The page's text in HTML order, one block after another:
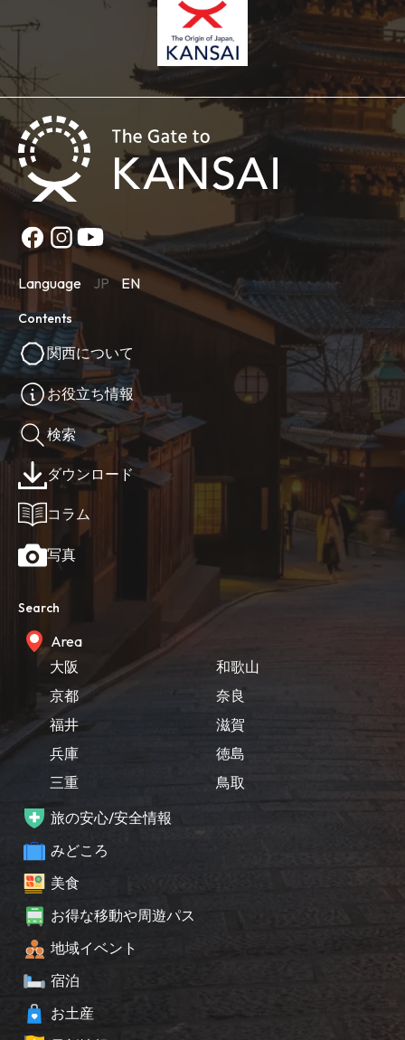
Language JP EN
Contents
関西について
お役立ち情報
検索
ダウンロード
コラム
写真
Search
Area
大阪
京都
福井
兵庫
三重
和歌山
奈良
滋賀
徳島
鳥取
旅の安心/安全情報
みどころ
美食
お得な移動や周遊パス
地域イベント
宿泊
お土産